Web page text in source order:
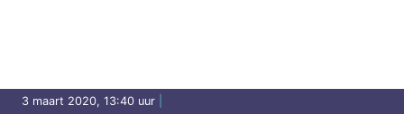
3 maart 2020, 13:40 uur